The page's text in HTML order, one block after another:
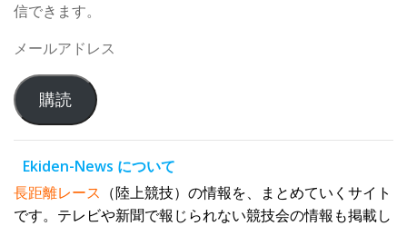
信できます。
メ
ル
ア
ド
レ
ス
購読
Ekiden-News について
長距離レース （陸上競技）の情報を、まとめていくサイト
です。テレビや新聞で報じられない競技会の情報も掲載し